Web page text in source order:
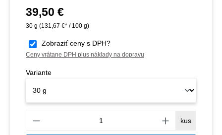
Bežná cena:
39,50 €
30 g (131,67 €* / 100 g)
Zobraziť ceny s DPH?
Ceny vrátane DPH plus náklady na dopravu
Variante
kus